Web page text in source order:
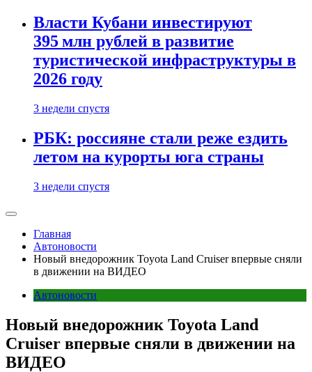
Власти Кубани инвестируют
395 млн рублей в развитие
туристической инфраструктуры в
2026 году
3 недели спустя
РБК: россияне стали реже ездить
летом на курорты юга страны
3 недели спустя
Главная
Автоновости
Новый внедорожник Toyota Land Cruiser впервые сняли
в движении на ВИДЕО
Автоновости
Новый внедорожник Toyota Land
Cruiser впервые сняли в движении на
ВИДЕО